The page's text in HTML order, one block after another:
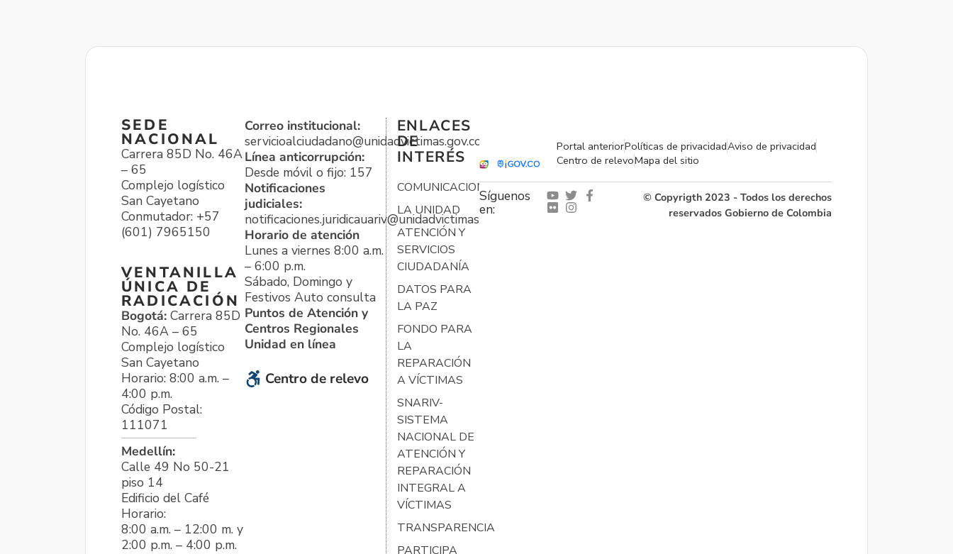
SEDE
NACIONAL
Carrera 85D No. 46A
– 65
Complejo logístico
San Cayetano
Conmutador: +57
(601) 7965150
VENTANILLA
ÚNICA DE
RADICACIÓN
Bogotá: Carrera 85D
No. 46A – 65
Complejo logístico
San Cayetano
Horario: 8:00 a.m. –
4:00 p.m.
Código Postal:
111071
Medellín:
Calle 49 No 50-21
piso 14
Edificio del Café
Horario:
8:00 a.m. – 12:00 m. y
2:00 p.m. – 4:00 p.m.
Correo institucional:
servicioalciudadano@unidadvictimas.gov.co
Línea anticorrupción:
Desde móvil o fijo: 157
Notificaciones
judiciales:
notificaciones.juridicauariv@unidadvictimas.gov.co
Horario de atención
Lunes a viernes 8:00 a.m.
– 6:00 p.m.
Sábado, Domingo y
Festivos Auto consulta
Puntos de Atención y
Centros Regionales
Unidad en línea
Centro de relevo
ENLACES
DE
INTERÉS
COMUNICACIONES
LA UNIDAD
ATENCIÓN Y
SERVICIOS
CIUDADANÍA
DATOS PARA
LA PAZ
FONDO PARA
LA
REPARACIÓN
A VÍCTIMAS
SNARIV-
SISTEMA
NACIONAL DE
ATENCIÓN Y
REPARACIÓN
INTEGRAL A
VÍCTIMAS
TRANSPARENCIA
PARTICIPA
Portal anteriorPolíticas de privacidadAviso de privacidad
Centro de relevoMapa del sitio
Síguenos
en:
© Copyrigth 2023 - Todos los derechos
reservados Gobierno de Colombia